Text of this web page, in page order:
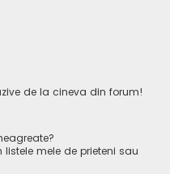
de la cineva din forum!
mele de prieteni sau